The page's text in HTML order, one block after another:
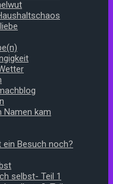
Namen kam
Besuch noch?
selbst- Teil 1